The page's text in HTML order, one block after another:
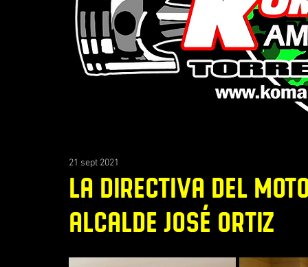
LA DIRECTIVA DEL
ALCALDE JOSÉ ORTIZ
21 sept 2021